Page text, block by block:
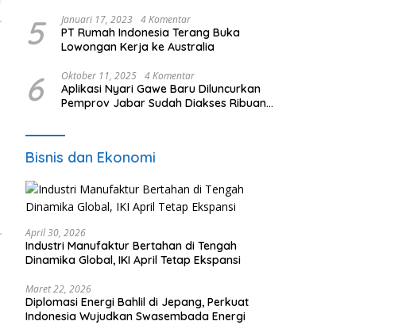
5 Januari 17, 2023 4 Komentar
PT Rumah Indonesia Terang Buka
Lowongan Kerja ke Australia
6 Oktober 11, 2025 4 Komentar
Aplikasi Nyari Gawe Baru Diluncurkan
Pemprov Jabar Sudah Diakses Ribuan
Bisnis dan Ekonomi
April 30, 2026
Industri Manufaktur Bertahan di Tengah
Dinamika Global, IKI April Tetap Ekspansi
Maret 22, 2026
Diplomasi Energi Bahlil di Jepang, Perkuat
Indonesia Wujudkan Swasembada Energi